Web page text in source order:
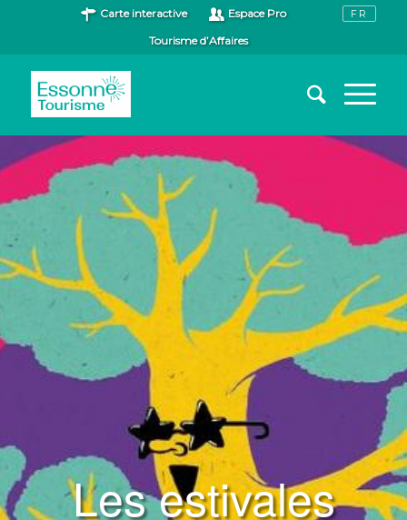
Carte interactive
Espace Pro
Tourisme d’Affaires
Les estivales